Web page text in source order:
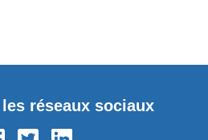
réseaux sociaux